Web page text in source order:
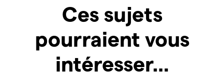
Ces sujets
pourraient vous
intéresser...